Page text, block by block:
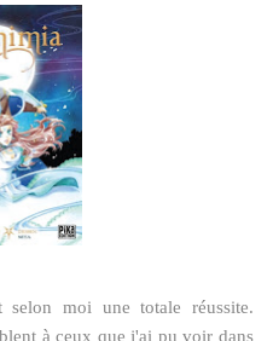
selon moi une totale réussite.
à ceux que j'ai pu voir dans